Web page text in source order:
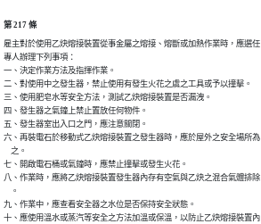
第 217 條
雇主對於使用乙炔熔接裝置從事金屬之熔接、熔斷或加熱作業時，應選任
專人辦理下列事項：
一、決定作業方法及指揮作業。
二、對使用中之發生器，禁止使用有發生火花之虞之工具或予以撞擊。
三、使用肥皂水等安全方法，測試乙炔熔接裝置是否漏洩。
四、發生器之氣鐘上禁止置放任何物件。
五、發生器室出入口之門，應注意關閉。
六、再裝電石於移動式乙炔熔接裝置之發生器時，應於屋外之安全場所為
    之。
七、開啟電石桶或氣鐘時，應禁止撞擊或發生火花。
八、作業時，應將乙炔熔接裝置發生器內存有空氣與乙炔之混合氣體排除
    。
九、作業中，應查看安全器之水位是否保持安全狀態。
十、應使用溫水或蒸汽等安全之方法加溫或保溫，以防止乙炔熔接裝置內